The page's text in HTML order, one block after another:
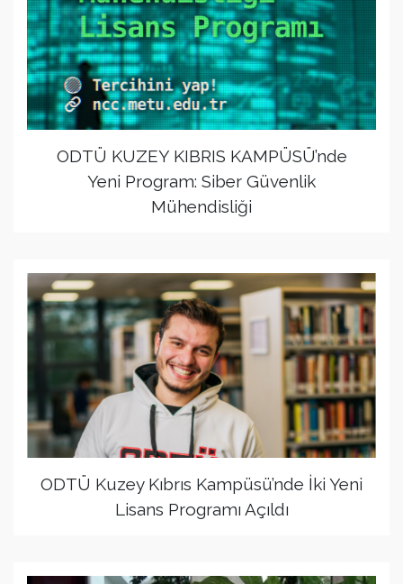
ODTÜ KUZEY KIBRIS KAMPÜSÜ’nde
Yeni Program: Siber Güvenlik
Mühendisliği
ODTÜ Kuzey Kıbrıs Kampüsü’nde İki Yeni
Lisans Programı Açıldı